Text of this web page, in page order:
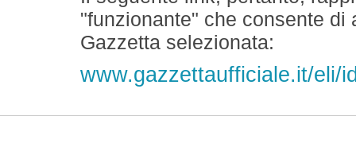
"funzionante" che consente
Gazzetta selezionata:
www.gazzettaufficiale.it/eli/